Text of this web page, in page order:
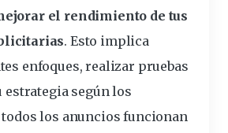
el rendimiento de tus
. Esto implica
enfoques, realizar pruebas
estrategia según los
los anuncios funcionan